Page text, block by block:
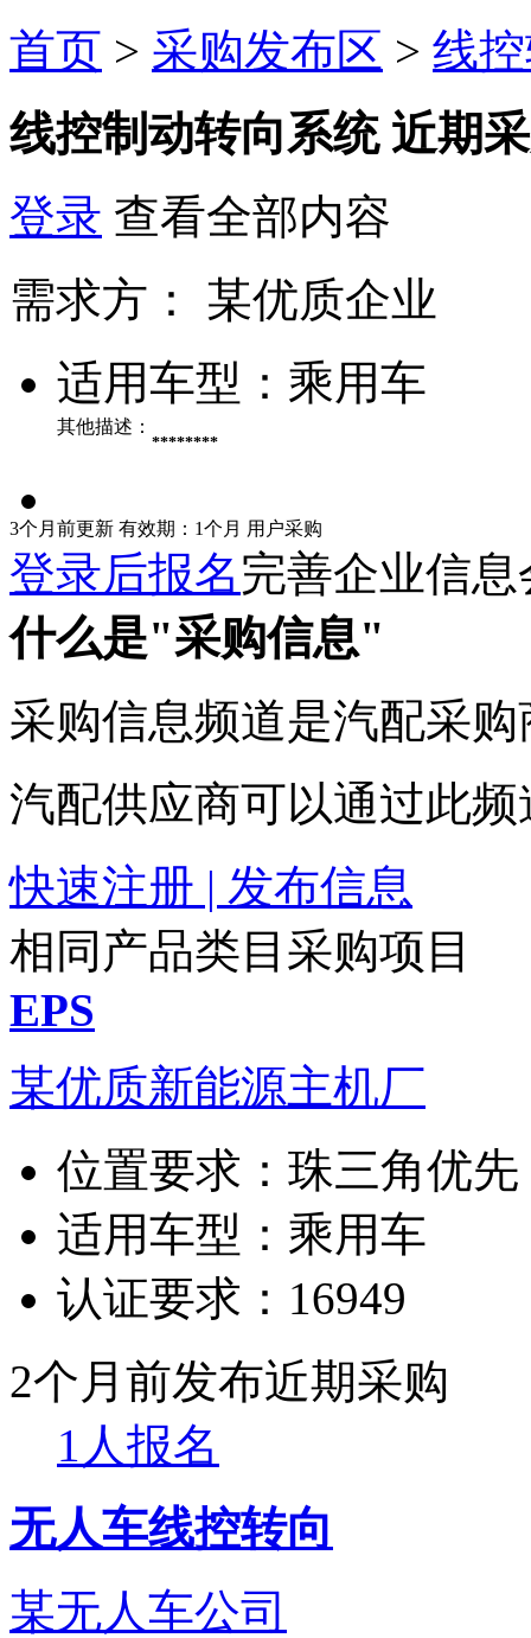
首页 > 采购发布区 > 线
线控制动转向系统 近期
登录 查看全部内容
需求方：
某优质企业
适用车型： 乘用车
其他描述：
********
3个月前更新 有效期：1个月 用户采购
登录后报名完善企业信
什么是"采购信息"
采购信息频道是汽配采
汽配供应商可以通过此
快速注册 | 发布信息
相同产品类目采购项目
EPS
某优质新能源主机厂
位置要求： 珠三角优先
适用车型： 乘用车
认证要求： 16949
2个月前发布近期采购
1人报名
无人车线控转向
某无人车公司